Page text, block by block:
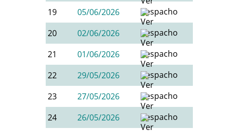
19
05/06/2026
20
02/06/2026
21
01/06/2026
22
29/05/2026
23
27/05/2026
24
26/05/2026